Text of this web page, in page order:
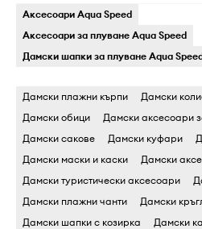
Аксесоари Aqua Speed
Аксесоари за плуване Aqua Speed
Дамски шапки за плуване Aqua
Дамски плажни кърпи Дамски
Дамски обици
Дамски аксесоари
Дамски сакове
Дамски куфари
Дамски маски и каски
Дамски
Дамски туристически аксесоари
Дамски плажни чанти
Дамски
Дамски шапки с козирка
Дамски